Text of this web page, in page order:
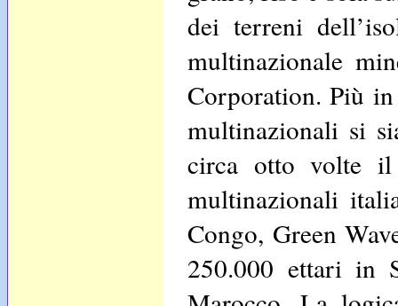
dei terreni
multinazionale
Corporation. Più
multinazionali si
circa otto volte il
multinazionali
Congo, Green
250.000 ettari in